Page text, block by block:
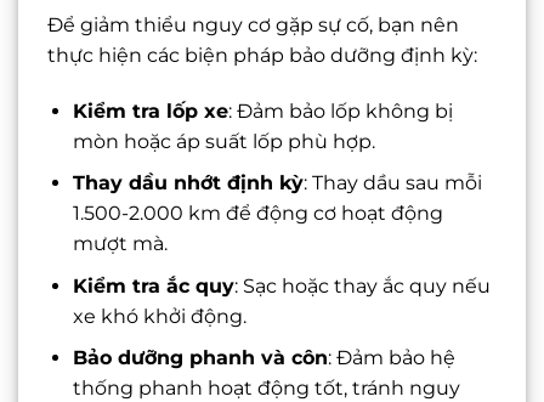
Để giảm thiểu nguy cơ gặp sự cố, bạn nên
thực hiện các biện pháp bảo dưỡng định kỳ:
Kiểm tra lốp xe: Đảm bảo lốp không bị
mòn hoặc áp suất lốp phù hợp.
Thay dầu nhớt định kỳ: Thay dầu sau mỗi
1.500-2.000 km để động cơ hoạt động
mượt mà.
Kiểm tra ắc quy: Sạc hoặc thay ắc quy nếu
xe khó khởi động.
Bảo dưỡng phanh và côn: Đảm bảo hệ
thống phanh hoạt động tốt, tránh nguy